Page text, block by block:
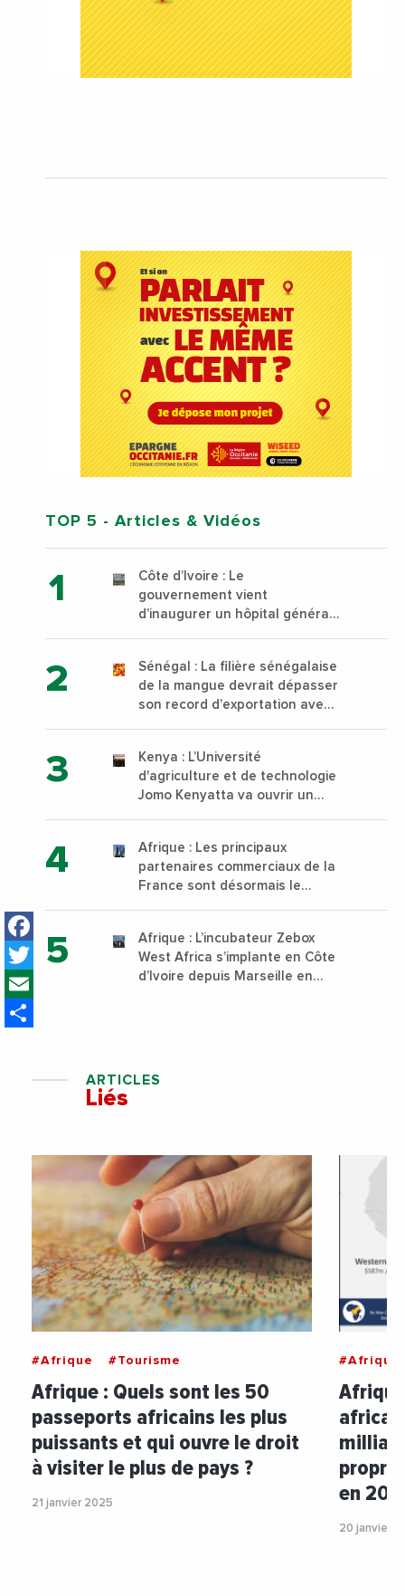
Facebook
Twitter
TOP 5 - Articles & Vidéos
Côte d’Ivoire : Le
gouvernement vient
d’inaugurer un hôpital général
Sénégal : La filière sénégalaise
de la mangue devrait dépasser
son record d’exportation avec
Kenya : L’Université
d'agriculture et de technologie
Jomo Kenyatta va ouvrir un
sur son campus de Karen à
Nairobi dès janvier 2023
Afrique : Les principaux
partenaires commerciaux de la
France sont désormais le
Afrique : L’incubateur Zebox
West Africa s’implante en Côte
d’Ivoire depuis Marseille en
ARTICLES
Liés
#Afrique #Tourisme
Afrique : Quels sont les 50
passeports africains les plus
puissants et qui ouvre le droit
à visiter le plus de pays ?
21 janvier 2025
#Afrique
en
20 janvier